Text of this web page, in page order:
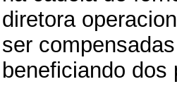
diretora
ser
beneficiando